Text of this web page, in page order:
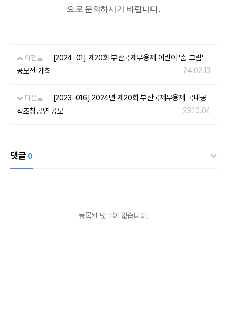
으로 문의하시기 바랍니다.
이전글
[2024-01] 제20회 부산국제무용제 어린이 '춤 그림'
공모전 개최
24.02.13
다음글
[2023-016] 2024년 제20회 부산국제무용제 국내공
식초청공연 공모
23.10.04
댓글 0
등록된 댓글이 없습니다.